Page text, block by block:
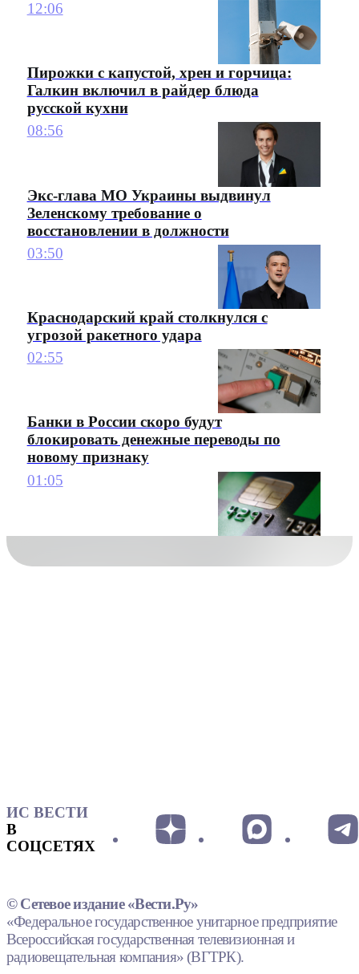
12:06
Пирожки с капустой, хрен и горчица:
Галкин включил в райдер блюда
русской кухни
08:56
Экс-глава МО Украины выдвинул
Зеленскому требование о
восстановлении в должности
03:50
Краснодарский край столкнулся с
угрозой ракетного удара
02:55
Банки в России скоро будут
блокировать денежные переводы по
новому признаку
01:05
ИС ВЕСТИ
В
СОЦСЕТЯХ
© Сетевое издание «Вести.Ру»
«Федеральное государственное унитарное предприятие
Всероссийская государственная телевизионная и
радиовещательная компания» (ВГТРК).